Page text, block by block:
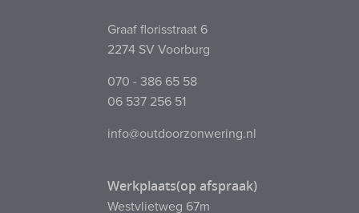
Graaf florisstraat 6
2274 SV Voorburg
070 - 386 65 58
06 537 256 51
info@outdoorzonwering.nl
Werkplaats(op afspraak)
Westvlietweg 67m